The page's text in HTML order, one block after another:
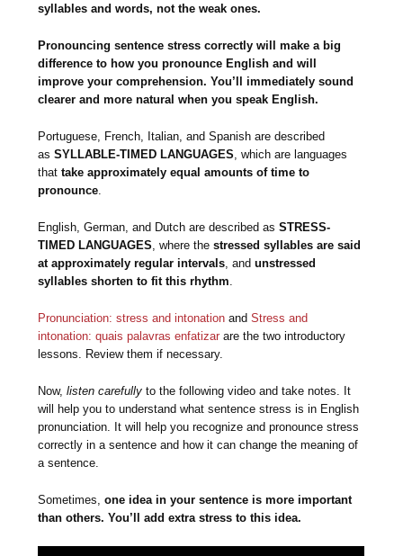
syllables and words, not the weak ones.
Pronouncing sentence stress correctly will make a big
difference to how you pronounce English and will
improve your comprehension. You’ll immediately sound
clearer and more natural when you speak English.
Portuguese, French, Italian, and Spanish are described
asSYLLABLE-TIMED LANGUAGES , which are languages
that take approximately equal amounts of time to
pronounce
English, German, and Dutch are described asSTRESS-
TIMED LANGUAGES , where thestressed syllables are said
at approximately regular intervals , andunstressed
syllables shorten to fit this rhythm
Pronunciation: stress and intonation andStress and
intonation: quais palavras enfatizar are the two introductory
lessons. Review them if necessary.
Now,listen carefully to the following video and take notes. It
will help you to understand what sentence stress is in English
pronunciation. It will help you recognize and pronounce stress
correctly in a sentence and how it can change the meaning of
a sentence.
Sometimes,one idea in your sentence is more important
than others. You’ll add extra stress to this idea.